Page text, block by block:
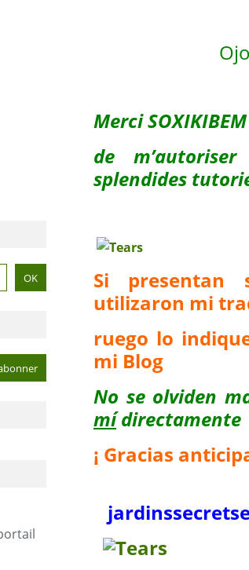
Merci SOXIKIBEM
de
splendides
Si presentan
utilizaron mi
ruego lo
mi Blog
No se olviden
mídirectamente
¡ Gracias